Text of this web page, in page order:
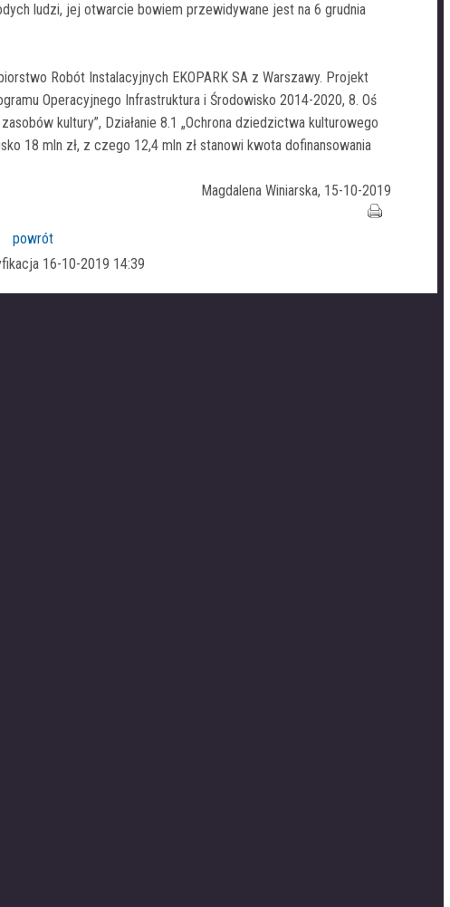
ludzi, jej otwarcie bowiem przewidywane jest na 6 grudnia
Robót Instalacyjnych EKOPARK SA z Warszawy. Projekt
Operacyjnego Infrastruktura i Środowisko 2014-2020, 8. Oś
kultury”, Działanie 8.1 „Ochrona dziedzictwa kulturowego
18 mln zł, z czego 12,4 mln zł stanowi kwota dofinansowania
Magdalena Winiarska, 15-10-2019
powrót
16-10-2019 14:39